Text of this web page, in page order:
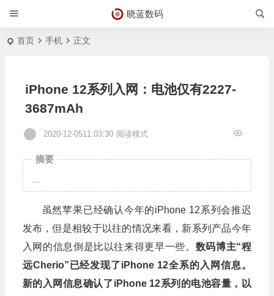
晓蓝数码
首页 手机 正文
iPhone 12系列入网：电池仅有2227-
3687mAh
2020-12-0511:03:30 阅读模式
摘要
...
虽然苹果已经确认今年的iPhone 12系列会推迟
发布，但是相较于以往的情况来看，新系列产品今年
入网的信息倒是比以往来得更早一些。 数码博主“程
远Cherio”已经发现了iPhone 12全系的入网信息。
新的入网信息确认了iPhone 12系列的电池容量，以